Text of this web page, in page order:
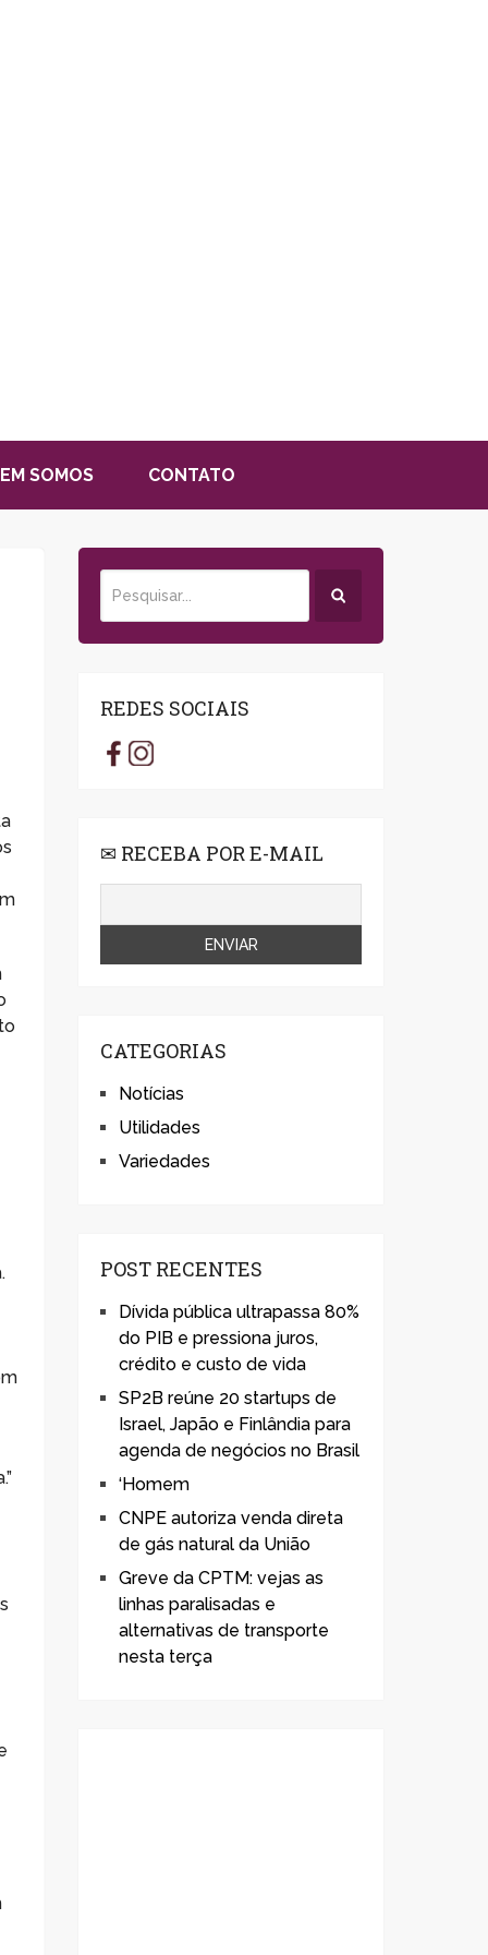
SOMOS CONTATO
REDES SOCIAIS
✉ RECEBA POR E-MAIL
CATEGORIAS
Notícias
Utilidades
Variedades
POST RECENTES
Dívida pública ultrapassa 80%
do PIB e pressiona juros,
crédito e custo de vida
SP2B reúne 20 startups de
Israel, Japão e Finlândia para
agenda de negócios no Brasil
‘Homem
CNPE autoriza venda direta
de gás natural da União
Greve da CPTM: vejas as
linhas paralisadas e
alternativas de transporte
nesta terça